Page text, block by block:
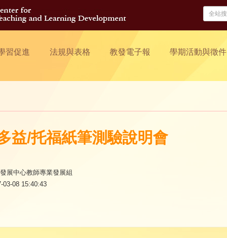
習促進 法規與表格 教發電子報 學期活動與徵件
益/托福紙筆測驗說明會
展中心教師專業發展組
03-08 15:40:43